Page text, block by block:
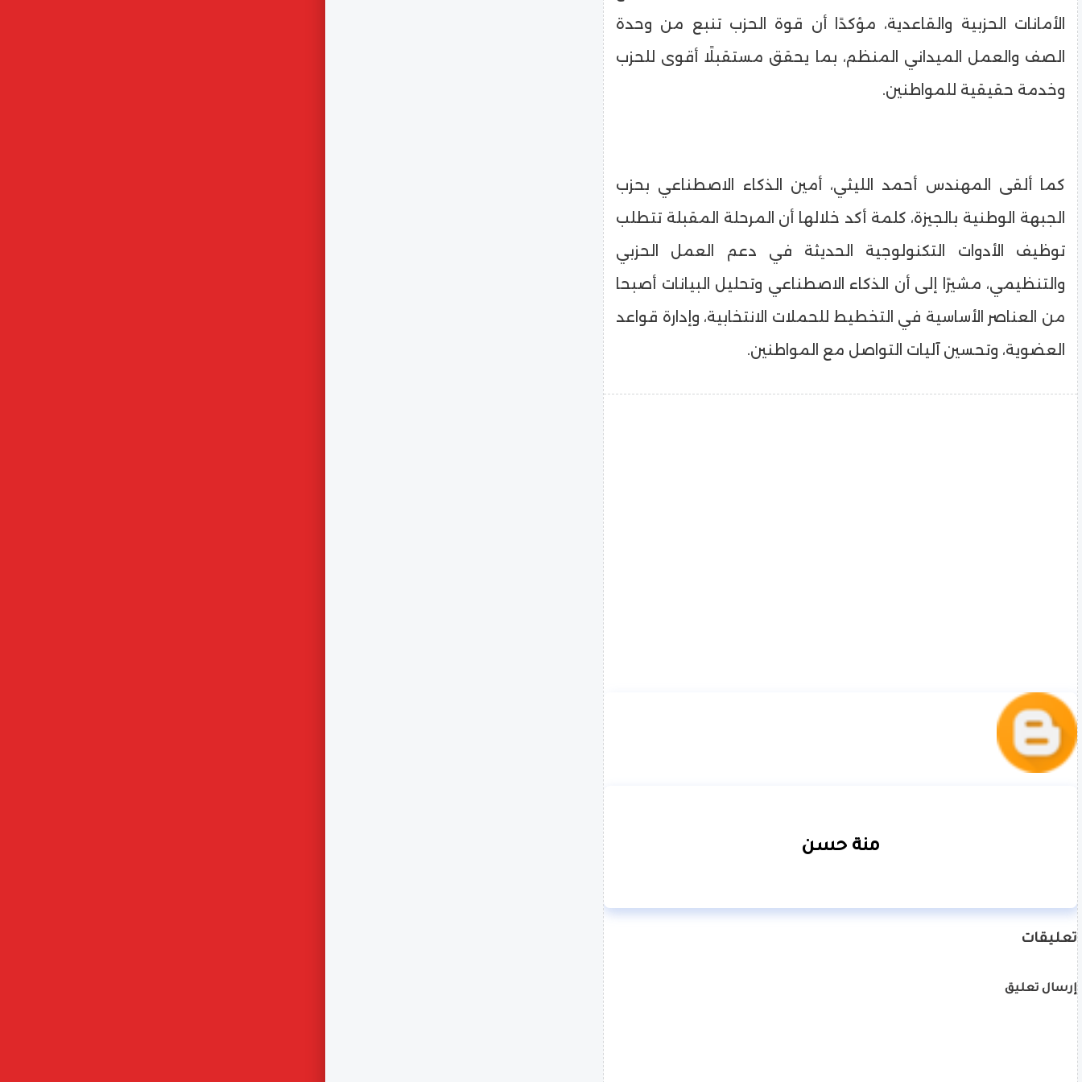
الأمانات الحزبية والقاعدية، مؤكدًا أن قوة الحزب تنبع من وحدة
الصف والعمل الميداني المنظم، بما يحقق مستقبلًا أقوى للحزب
وخدمة حقيقية للمواطنين.
كما ألقى المهندس أحمد الليثي، أمين الذكاء الاصطناعي بحزب
الجبهة الوطنية بالجيزة، كلمة أكد خلالها أن المرحلة المقبلة تتطلب
توظيف الأدوات التكنولوجية الحديثة في دعم العمل الحزبي
والتنظيمي، مشيرًا إلى أن الذكاء الاصطناعي وتحليل البيانات أصبحا
من العناصر الأساسية في التخطيط للحملات الانتخابية، وإدارة قواعد
العضوية، وتحسين آليات التواصل مع المواطنين.
منة حسن
تعليقات
إرسال تعليق